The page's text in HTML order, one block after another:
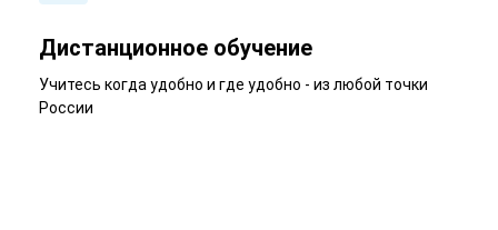
Дистанционное обучение
Учитесь когда удобно и где удобно - из любой точки
России